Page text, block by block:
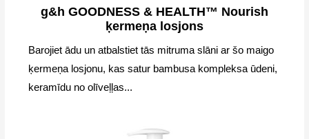
g&h GOODNESS & HEALTH™ Nourish
ķermeņa losjons
Barojiet ādu un atbalstiet tās mitruma slāni ar šo maigo
ķermeņa losjonu, kas satur bambusa kompleksa ūdeni,
keramīdu no olīveļļas...